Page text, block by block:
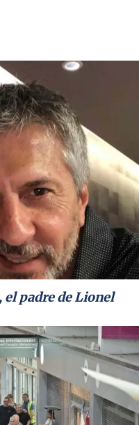
el padre de Lionel